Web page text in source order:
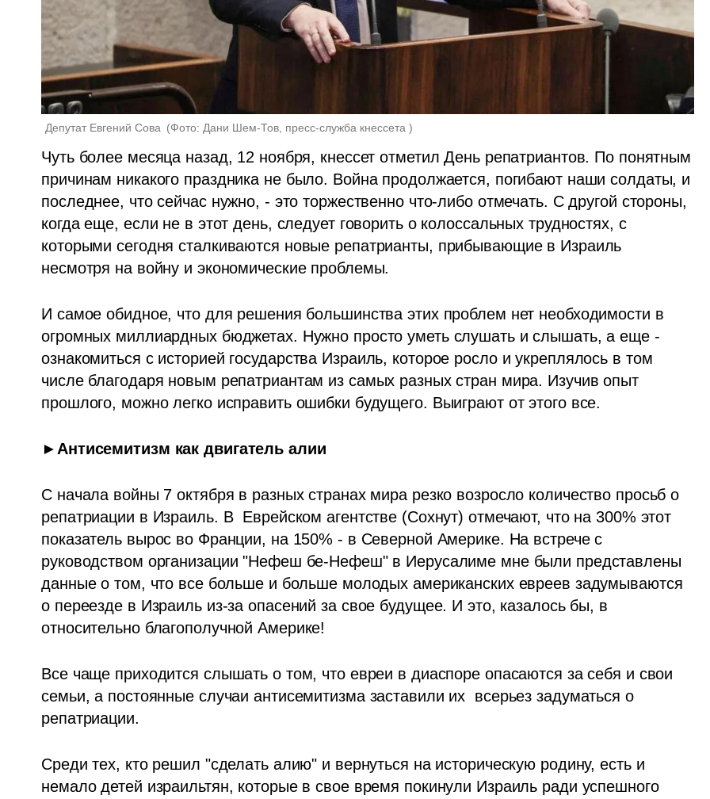
Депутат Евгений Сова (Фото: Дани Шем-Тов, пресс-служба кнессета )
Чуть более месяца назад, 12 ноября, кнессет отметил День репатриантов. По понятным
причинам никакого праздника не было. Война продолжается, погибают наши солдаты, и
последнее, что сейчас нужно, - это торжественно что-либо отмечать. С другой стороны,
когда еще, если не в этот день, следует говорить о колоссальных трудностях, с
которыми сегодня сталкиваются новые репатрианты, прибывающие в Израиль
несмотря на войну и экономические проблемы.
И самое обидное, что для решения большинства этих проблем нет необходимости в
огромных миллиардных бюджетах. Нужно просто уметь слушать и слышать, а еще -
ознакомиться с историей государства Израиль, которое росло и укреплялось в том
числе благодаря новым репатриантам из самых разных стран мира. Изучив опыт
прошлого, можно легко исправить ошибки будущего. Выиграют от этого все.
►Антисемитизм как двигатель алии
С начала войны 7 октября в разных странах мира резко возросло количество просьб о
репатриации в Израиль. В  Еврейском агентстве (Сохнут) отмечают, что на 300% этот
показатель вырос во Франции, на 150% - в Северной Америке. На встрече с
руководством организации "Нефеш бе-Нефеш" в Иерусалиме мне были представлены
данные о том, что все больше и больше молодых американских евреев задумываются
о переезде в Израиль из-за опасений за свое будущее. И это, казалось бы, в
относительно благополучной Америке!
Все чаще приходится слышать о том, что евреи в диаспоре опасаются за себя и свои
семьи, а постоянные случаи антисемитизма заставили их  всерьез задуматься о
репатриации.
Среди тех, кто решил "сделать алию" и вернуться на историческую родину, есть и
немало детей израильтян, которые в свое время покинули Израиль ради успешного